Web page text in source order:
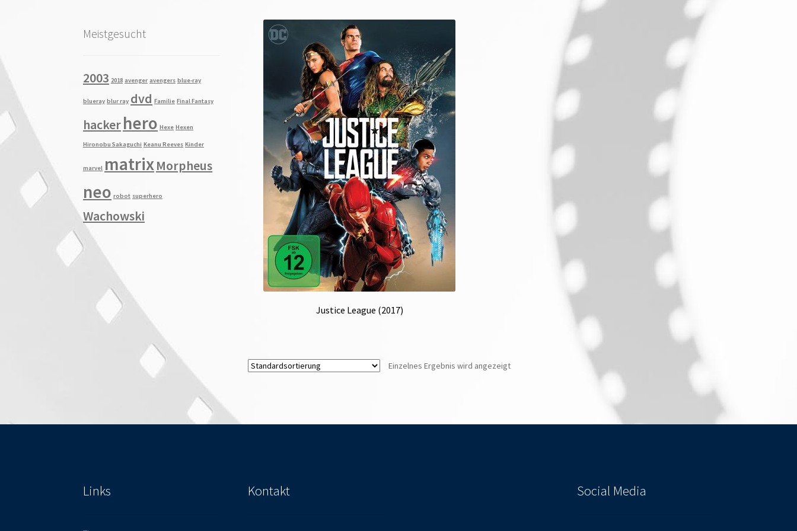
Justice League (2017)
Einzelnes Ergebnis wird angezeigt
Meistgesucht
2003 2018 avenger avengers blue-ray
blueray blur ray dvd Familie Final Fantasy
hackerhero Hexe Hexen
Hironobu Sakaguchi Keanu Reeves Kinder
marvel matrixMorpheus
neo robot superhero
Wachowski
Links Kontakt Social Media